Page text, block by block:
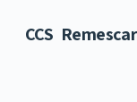
Remescar
CCS